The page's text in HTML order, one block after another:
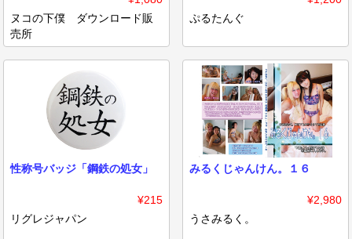
ヌコの下僕 ダウンロード販
売所
ぷるたんぐ
性称号バッジ「鋼鉄の処女」
¥215
リグレジャパン
みるくじゃんけん。１６
¥2,980
うさみるく。